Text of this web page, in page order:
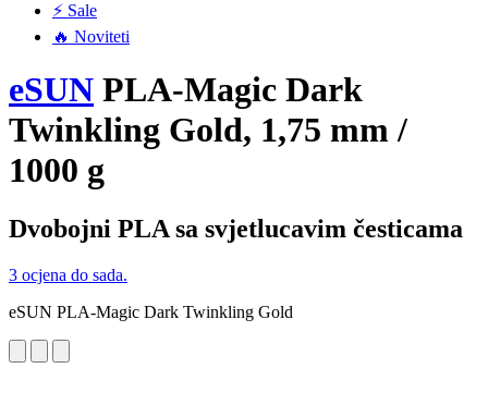
⚡ Sale
🔥 Noviteti
eSUN PLA-Magic Dark
Twinkling Gold, 1,75 mm /
1000 g
Dvobojni PLA sa svjetlucavim česticama
3 ocjena do sada.
eSUN PLA-Magic Dark Twinkling Gold